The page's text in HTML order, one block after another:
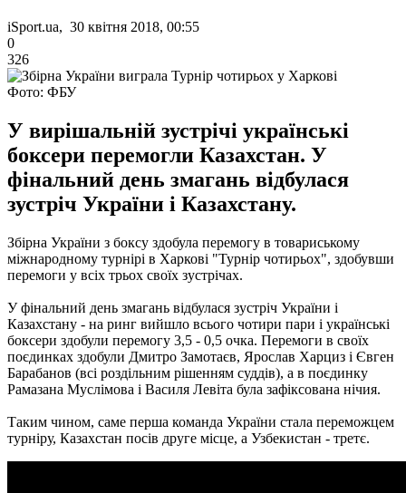
iSport.ua, 30 квітня 2018, 00:55
0
326
Фото: ФБУ
У вирішальній зустрічі українські
боксери перемогли Казахстан. У
фінальний день змагань відбулася
зустріч України і Казахстану.
Збірна України з боксу здобула перемогу в товариському
міжнародному турнірі в Харкові "Турнір чотирьох", здобувши
перемоги у всіх трьох своїх зустрічах.
У фінальний день змагань відбулася зустріч України і
Казахстану - на ринг вийшло всього чотири пари і українські
боксери здобули перемогу 3,5 - 0,5 очка. Перемоги в своїх
поєдинках здобули Дмитро Замотаєв, Ярослав Харциз і Євген
Барабанов (всі роздільним рішенням суддів), а в поєдинку
Рамазана Муслімова і Василя Левіта була зафіксована нічия.
Таким чином, саме перша команда України стала переможцем
турніру, Казахстан посів друге місце, а Узбекистан - третє.